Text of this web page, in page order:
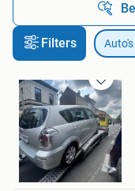
Filters Auto's
Bewaren
in
Mijn
Favorieten
Antonissen
Geldrop